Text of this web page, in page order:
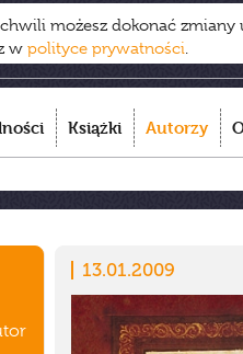
możesz dokonać
w polityce prywatności.
Książki Autorzy
13.01.2009